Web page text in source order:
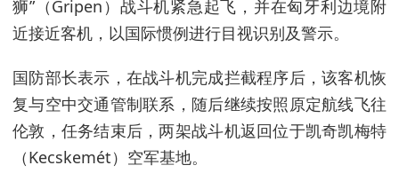
狮”（Gripen）战斗机紧急起飞，并在匈牙利边境附
近接近客机，以国际惯例进行目视识别及警示。
国防部长表示，在战斗机完成拦截程序后，该客机恢
复与空中交通管制联系，随后继续按照原定航线飞往
伦敦，任务结束后，两架战斗机返回位于凯奇凯梅特
（Kecskemét）空军基地。